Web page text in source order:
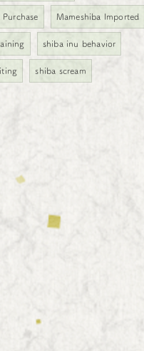
Purchase Mameshiba Imported
shiba inu behavior
shiba scream